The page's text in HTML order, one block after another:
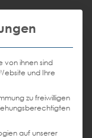
Anrufen
DE
um Stein
von ihnen sind
und Ihre
zu freiwilligen
auf unserer